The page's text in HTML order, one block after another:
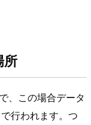
所
、この場合データ
行われます。つ